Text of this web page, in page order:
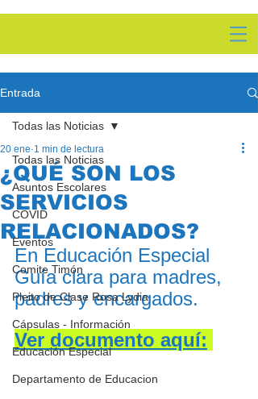
Entrada
Todas las Noticias
Asuntos Escolares
COVID
Eventos
Comite Timón
Pleito de Clase Rosa Lydia
Cápsulas - Información
Educación Especial
Departamento de Educacion
Todas las Noticias
¿QUÉ SON LOS
SERVICIOS
RELACIONADOS?
20 ene 1 min de lectura
En Educación Especial
Guía clara para madres,
padres y encargados.
Ver documento aquí: